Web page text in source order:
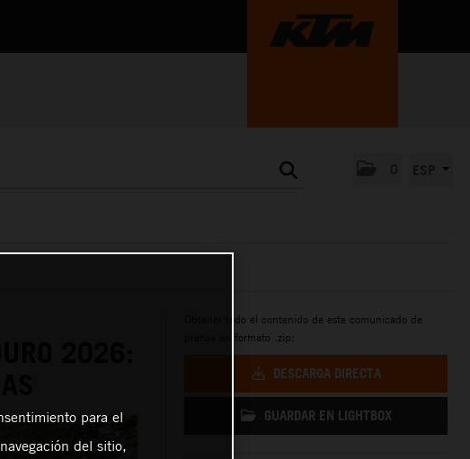
Obtener todo el contenido de este comunicado de
prensa en formato .zip:
DESCARGA DIRECTA
GUARDAR EN LIGHTBOX
para el
del sitio,